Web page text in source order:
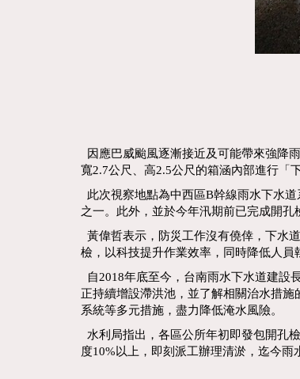
因應巴威颱風逐漸接近及可能帶來強降
寬2.7公尺、高2.5公尺的箱涵內部進行「
此次視察地點為中西區B幹線雨水下水
之一。此外，並於今年汛期前已完成開
黃偉哲表示，防災工作沒有僥倖，下水
檢，以科技提升作業效率，同時降低人員
自2018年底至今，台南雨水下水道建設
正持續增設滯洪池，並了解相關治水措
系統等多元措施，盡力降低淹水風險。
水利局指出，各區公所年初即發包開孔
度10%以上，即刻派工辦理清淤，迄今雨